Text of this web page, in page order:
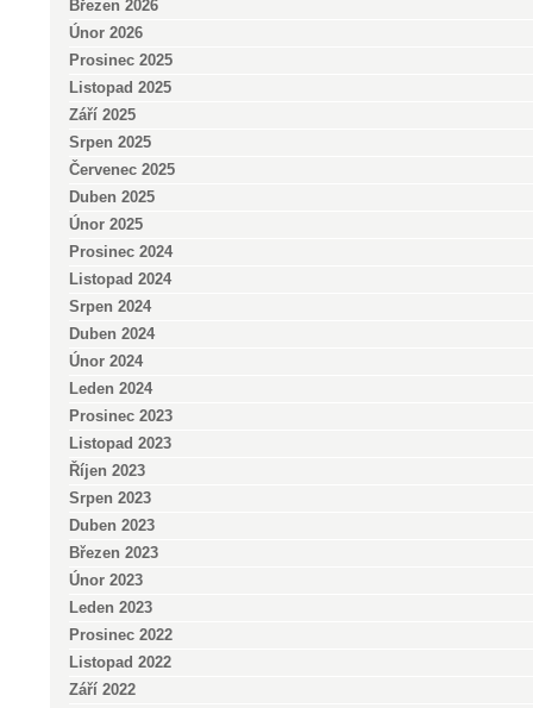
Březen 2026
Únor 2026
Prosinec 2025
Listopad 2025
Září 2025
Srpen 2025
Červenec 2025
Duben 2025
Únor 2025
Prosinec 2024
Listopad 2024
Srpen 2024
Duben 2024
Únor 2024
Leden 2024
Prosinec 2023
Listopad 2023
Říjen 2023
Srpen 2023
Duben 2023
Březen 2023
Únor 2023
Leden 2023
Prosinec 2022
Listopad 2022
Září 2022